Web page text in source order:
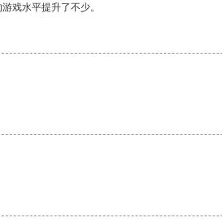
戏水平提升了不少。